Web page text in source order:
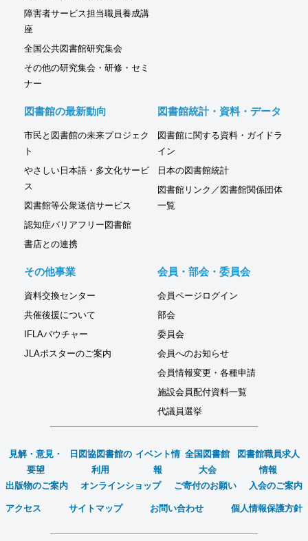
障害者サービス担当職員養成講
座
全国公共図書館研究集会
その他の研究集会・研修・セミ
ナー
図書館の最新動向
市民と図書館の未来プロジェク
ト
やさしい日本語・多文化サービ
ス
図書館等公衆送信サービス
認知症バリアフリー図書館
書店との連携
図書館統計・資料・データ
図書館に関する資料・ガイドラ
イン
日本の図書館統計
図書館リンク／図書館関係団体
一覧
その他事業
資料交換センター
共催後援について
IFLAバウチャー
JLAポスターのご案内
会員・部会・委員会
会員ページログイン
部会
委員会
会員へのお知らせ
会員情報変更・各種申請
施設会員配付資料一覧
代議員選挙
見解・意見・
要望
日図協図書館の
利用
イベント情
報
全国図書館
大会
図書館職員求人
情報
出版物のご案内
オンラインショップ ご寄付のお願い 入会のご案内
アクセス サイトマップ お問い合わせ 個人情報保護方針